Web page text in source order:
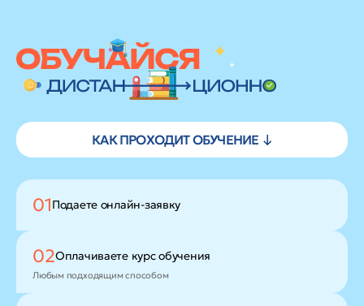
КАК ПРОХОДИТ ОБУЧЕНИЕ ↓
01Подаете онлайн-заявку
02Оплачиваете курс обучения
Любым подходящим способом